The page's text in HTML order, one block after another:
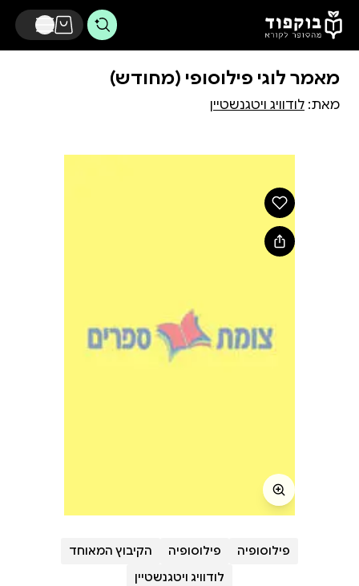
דלג לתוכן הראשי
מאמר לוגי פילוסופי (מחודש)
מאת: לודוויג ויטגנשטיין
פילוסופיה פילוסופיה
הקיבוץ המאוחד
לודוויג ויטגנשטיין